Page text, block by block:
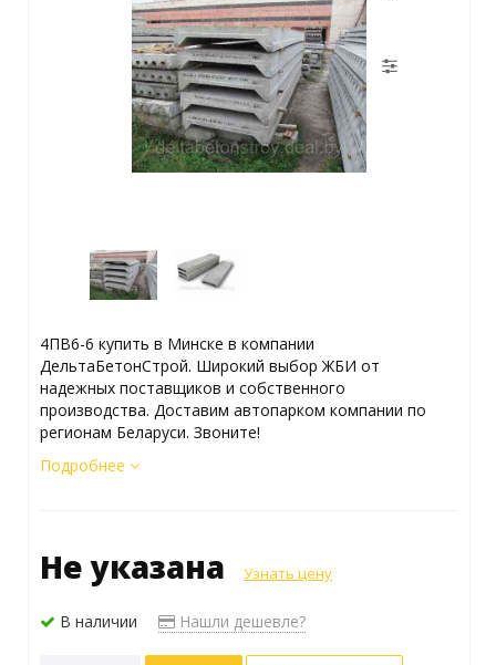
4ПВ6-6 купить в Минске в компании
ДельтаБетонСтрой. Широкий выбор ЖБИ от
надежных поставщиков и собственного
производства. Доставим автопарком компании по
регионам Беларуси. Звоните!
Подробнее
Не указана Узнать цену
В наличии Нашли дешевле?